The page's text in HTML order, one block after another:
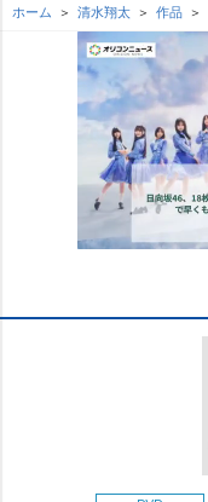
ホーム 清水翔太 作品